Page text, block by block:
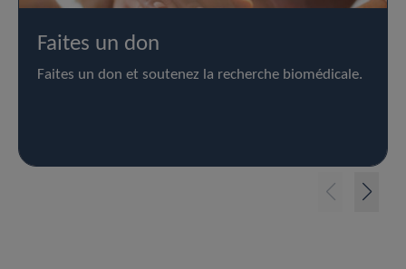
Faites un don
Faites un don et soutenez la recherche biomédicale.